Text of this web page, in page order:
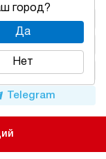
город?
Да
Нет
Telegram